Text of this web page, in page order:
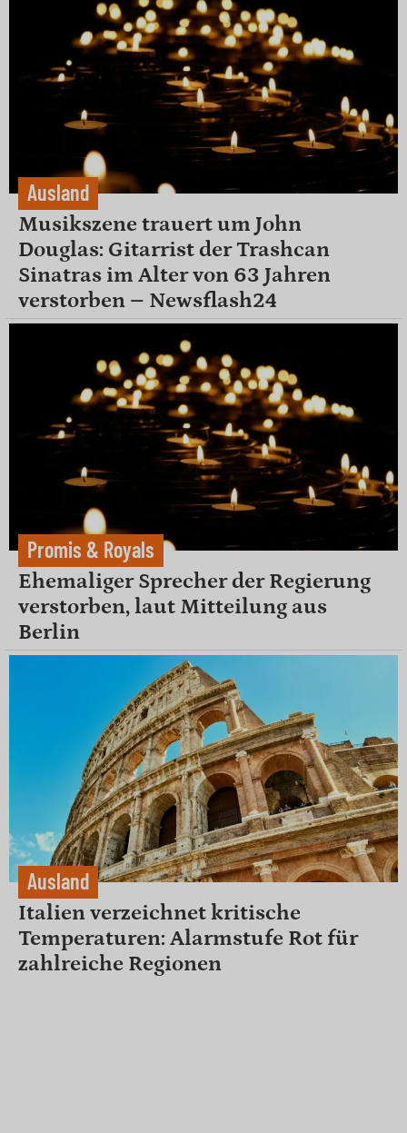
Ausland
Musikszene trauert um John
Douglas: Gitarrist der Trashcan
Sinatras im Alter von 63 Jahren
verstorben – Newsflash24
Promis & Royals
Ehemaliger Sprecher der Regierung
verstorben, laut Mitteilung aus
Berlin
Ausland
Italien verzeichnet kritische
Temperaturen: Alarmstufe Rot für
zahlreiche Regionen